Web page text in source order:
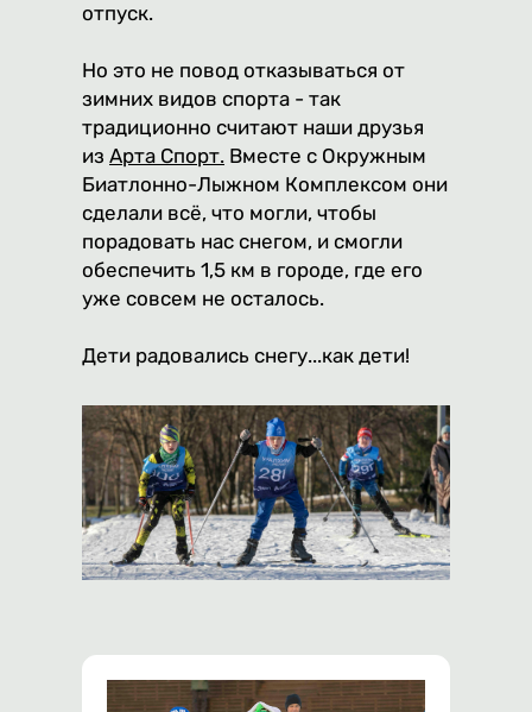
отпуск.
Но это не повод отказываться от
зимних видов спорта - так
традиционно считают наши друзья
из Арта Спорт. Вместе с Окружным
Биатлонно-Лыжном Комплексом они
сделали всё, что могли, чтобы
порадовать нас снегом, и смогли
обеспечить 1,5 км в городе, где его
уже совсем не осталось.
Дети радовались снегу...как дети!